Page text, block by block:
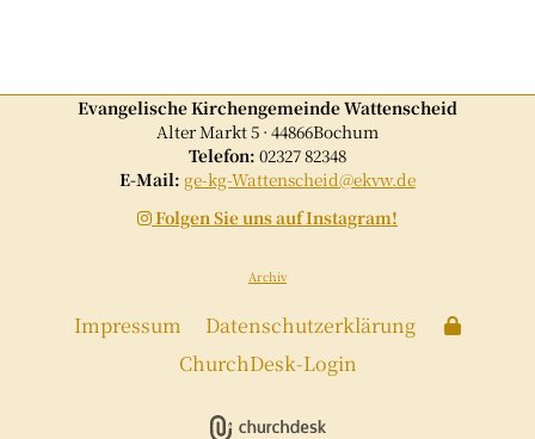
Evangelische Kirchengemeinde Wattenscheid
Alter Markt 5 · 44866Bochum
Telefon: 02327 82348
E-Mail: ge-kg-Wattenscheid@ekvw.de
 Folgen Sie uns auf Instagram!
Archiv
Impressum
Datenschutzerklärung
ChurchDesk-Login